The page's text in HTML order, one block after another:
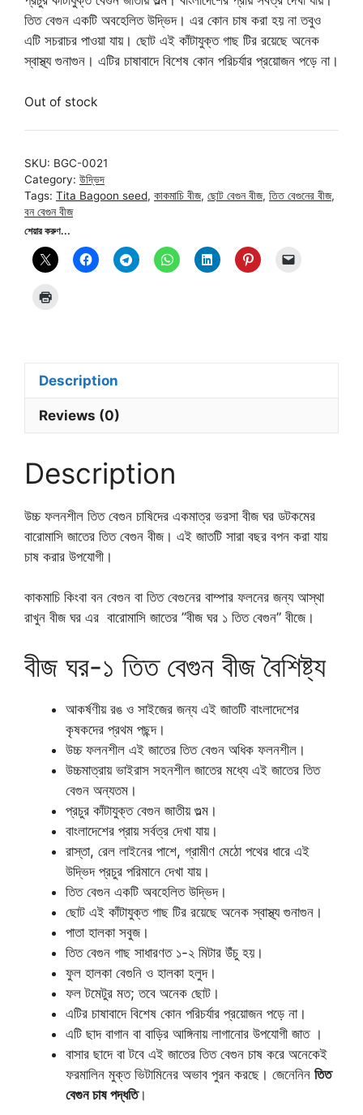
200.00৳.150.00৳.
তিত বেগুন একটি অবহেলিত উদ্ভিদ। এর কোন চাষ করা হয় না তবুও
এটি সচরাচর পাওয়া যায়। ছোট এই কাঁটাযুক্ত গাছ টির রয়েছে অনেক
স্বাস্থ্য গুনাগুন। এটির চাষাবাদে বিশেষ কোন পরিচর্যার প্রয়োজন পড়ে না।
Out of stock
SKU: BGC-0021
Category: উদ্ভিদ
Tags: Tita Bagoon seed, কাকমাচি বীজ, ছোট বেগুন বীজ, তিত বেগুনের বীজ,
বন বেগুন বীজ
শেয়ার করুণ...
Description
Reviews (0)
Description
উচ্চ ফলনশীল তিত বেগুন চাষিদের একমাত্র ভরসা বীজ ঘর ডটকমের
বারোমাসি জাতের তিত বেগুন বীজ। এই জাতটি সারা বছর বপন করা যায়
চাষ করার উপযোগী।
কাকমাচি কিংবা বন বেগুন বা তিত বেগুনের বাম্পার ফলনের জন্য আস্থা
রাখুন বীজ ঘর এর বারোমাসি জাতের ”বীজ ঘর ১ তিত বেগুন” বীজে।
বীজ ঘর-১ তিত বেগুন বীজ বৈশিষ্ট্য
আকর্ষণীয় রঙ ও সাইজের জন্য এই জাতটি বাংলাদেশের
কৃষকদের প্রথম পছন্দ।
উচ্চ ফলনশীল এই জাতের তিত বেগুন অধিক ফলনশীল।
উচ্চমাত্রায় ভাইরাস সহনশীল জাতের মধ্যে এই জাতের তিত
বেগুন অন্যতম।
প্রচুর কাঁটাযুক্ত বেগুন জাতীয় গুল্ম।
বাংলাদেশের প্রায় সর্বত্র দেখা যায়।
রাস্তা, রেল লাইনের পাশে, গ্রামীণ মেঠো পথের ধারে এই
উদ্ভিদ প্রচুর পরিমানে দেখা যায়।
তিত বেগুন একটি অবহেলিত উদ্ভিদ।
ছোট এই কাঁটাযুক্ত গাছ টির রয়েছে অনেক স্বাস্থ্য গুনাগুন।
পাতা হালকা সবুজ।
তিত বেগুন গাছ সাধারণত ১-২ মিটার উঁচু হয়।
ফুল হালকা বেগুনি ও হালকা হলুদ।
ফল টমেটুর মত; তবে অনেক ছোট।
এটির চাষাবাদে বিশেষ কোন পরিচর্যার প্রয়োজন পড়ে না।
এটি ছাদ বাগান বা বাড়ির আঙ্গিনায় লাগানোর উপযোগী জাত ।
বাসার ছাদে বা টবে এই জাতের তিত বেগুন চাষ করে অনেকেই
ফরমালিন মুক্ত ভিটামিনের অভাব পুরন করছে। জেনেনিন তিত
বেগুন চাষ পদ্ধতি।